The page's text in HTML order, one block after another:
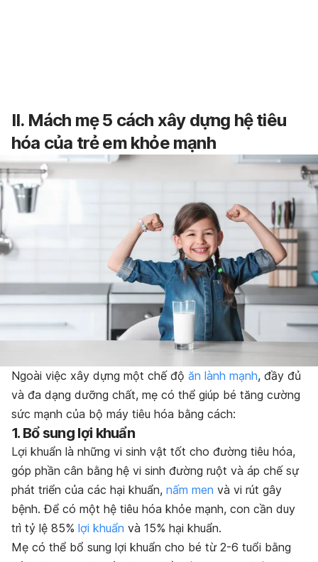
II. Mách mẹ 5 cách xây dựng hệ tiêu
hóa của trẻ em khỏe mạnh
Ngoài việc xây dựng một chế độ ăn lành mạnh, đầy đủ
và đa dạng dưỡng chất, mẹ có thể giúp bé tăng cường
sức mạnh của bộ máy tiêu hóa bằng cách:
1. Bổ sung lợi khuẩn
Lợi khuẩn là những vi sinh vật tốt cho đường tiêu hóa,
góp phần cân bằng hệ vi sinh đường ruột và áp chế sự
phát triển của các hại khuẩn, nấm men và vi rút gây
bệnh. Để có một hệ tiêu hóa khỏe mạnh, con cần duy
trì tỷ lệ 85% lợi khuẩn và 15% hại khuẩn.
Mẹ có thể bổ sung lợi khuẩn cho bé từ 2-6 tuổi bằng